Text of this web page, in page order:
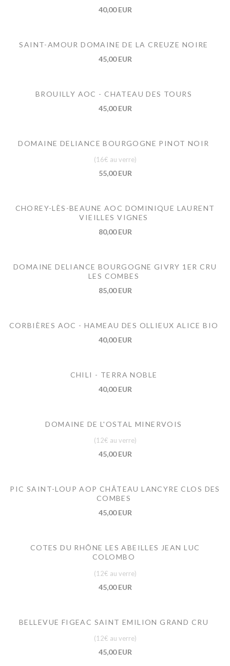
40,00 EUR
SAINT-AMOUR DOMAINE DE LA CREUZE NOIRE
45,00 EUR
BROUILLY AOC - CHATEAU DES TOURS
45,00 EUR
DOMAINE DELIANCE BOURGOGNE PINOT NOIR
(16€ au verre)
55,00 EUR
CHOREY-LÈS-BEAUNE AOC DOMINIQUE LAURENT
VIEILLES VIGNES
80,00 EUR
DOMAINE DELIANCE BOURGOGNE GIVRY 1ER CRU
LES COMBES
85,00 EUR
CORBIÈRES AOC - HAMEAU DES OLLIEUX ALICE BIO
40,00 EUR
CHILI - TERRA NOBLE
40,00 EUR
DOMAINE DE L'OSTAL MINERVOIS
(12€ au verre)
45,00 EUR
PIC SAINT-LOUP AOP CHÂTEAU LANCYRE CLOS DES
COMBES
45,00 EUR
COTES DU RHÔNE LES ABEILLES JEAN LUC
COLOMBO
(12€ au verre)
45,00 EUR
BELLEVUE FIGEAC SAINT EMILION GRAND CRU
(12€ au verre)
45,00 EUR